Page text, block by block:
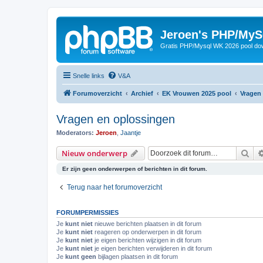
Jeroen's PHP/
Gratis PHP/Mysql WK 2026 pool
Snelle links V&A
Forumoverzicht Archief EK Vrouwen 2025 pool
Vragen en oplossingen
Moderators: Jeroen Jaantje
Nieuw onderwerp
Er zijn geen onderwerpen of berichten in dit forum.
Terug naar het forumoverzicht
FORUMPERMISSIES
Je kunt niet nieuwe berichten plaatsen in dit forum
Je kunt niet reageren op onderwerpen in dit forum
Je kunt niet je eigen berichten wijzigen in dit forum
Je kunt niet je eigen berichten verwijderen in dit forum
Je kunt geen bijlagen plaatsen in dit forum